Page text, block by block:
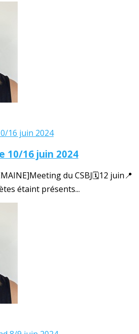
10/16 juin 2024
du CSBJ🗓️12 juin📍
étaint présents...